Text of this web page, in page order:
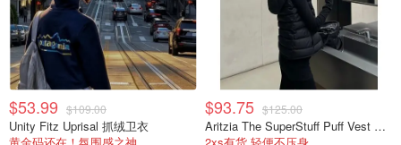
$53.99 $109.00
Unity Fitz Uprisal 抓绒卫衣
黄金码还在！氛围感之神
$93.75 $125.00
Aritzia The SuperStuff Puff Vest 轻盈亮面马甲
2xs有货 轻便不压身